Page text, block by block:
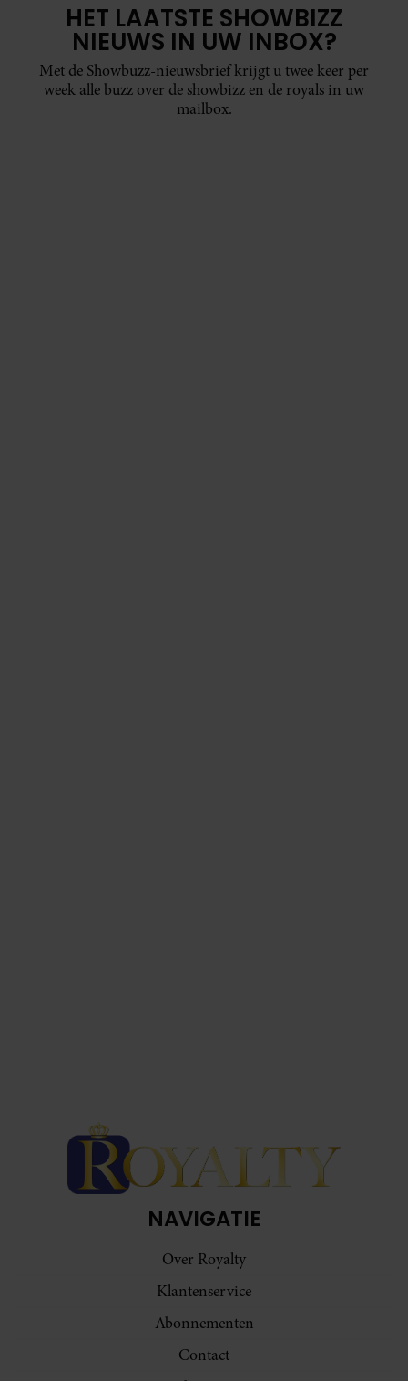
HET LAATSTE SHOWBIZZ
NIEUWS IN UW INBOX?
Met de Showbuzz-nieuwsbrief krijgt u twee keer per
week alle buzz over de showbizz en de royals in uw
mailbox.
NAVIGATIE
Over Royalty
Klantenservice
Abonnementen
Contact